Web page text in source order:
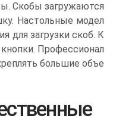
Скобы загружаются
Настольные модел
для загрузки скоб. К
Профессионал
большие объе